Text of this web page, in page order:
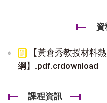
【黃倉秀教授材料
綱】.pdf.crdownload
課程資訊